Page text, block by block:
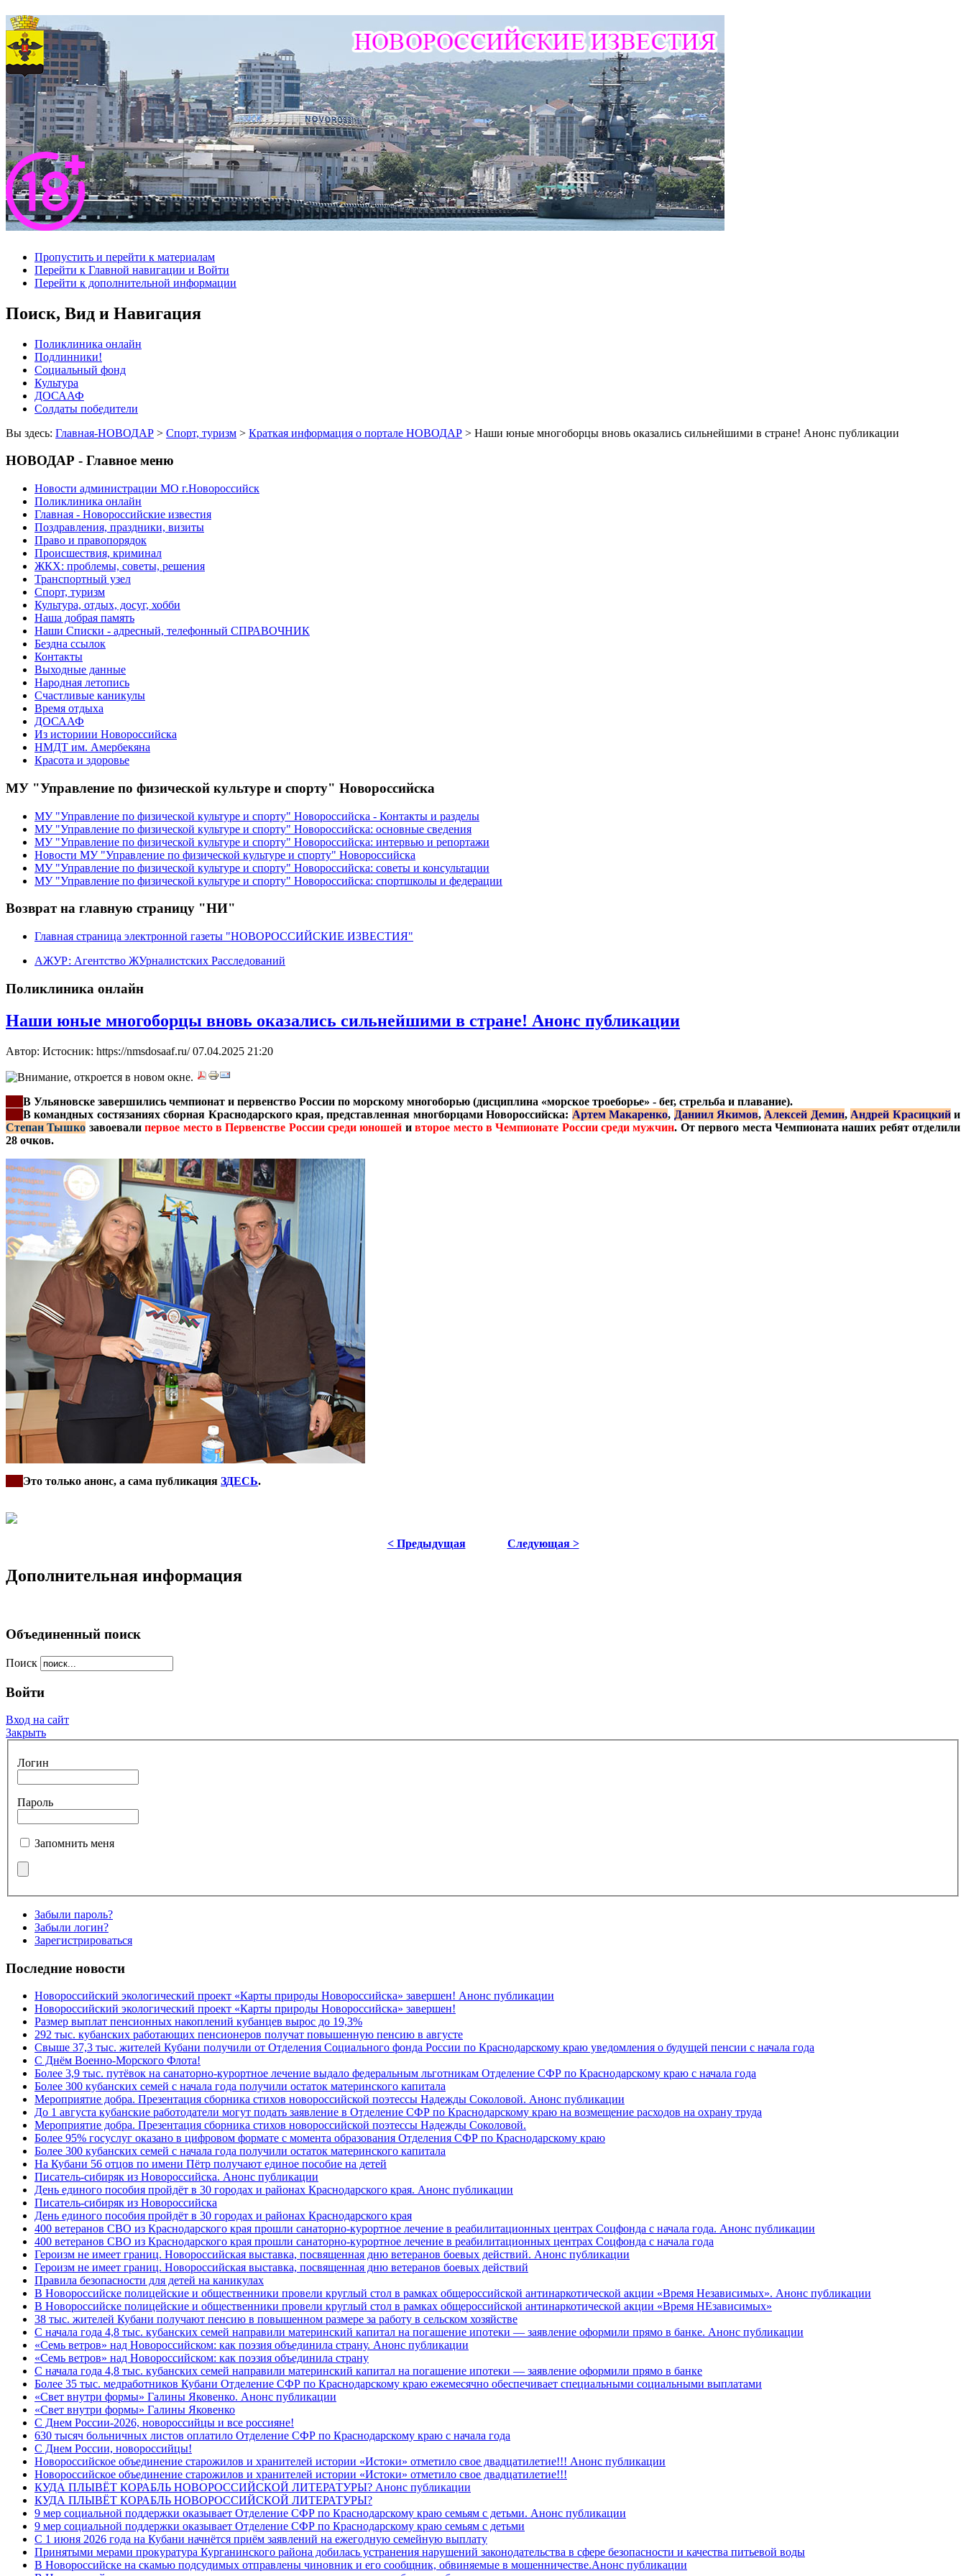
Пропустить и перейти к материалам
Перейти к Главной навигации и Войти
Перейти к дополнительной информации
Поиск, Вид и Навигация
Поликлиника онлайн
Подлинники!
Социальный фонд
Культура
ДОСААФ
Солдаты победители
Вы здесь: Главная-НОВОДАР > Спорт, туризм > Краткая информация о портале НОВОДАР > Наши юные многоборцы вновь оказались сильнейшими в стране! Анонс публикации
НОВОДАР - Главное меню
Новости администрации МО г.Новороссийск
Поликлиника онлайн
Главная - Новороссийские известия
Поздравления, праздники, визиты
Право и правопорядок
Происшествия, криминал
ЖКХ: проблемы, советы, решения
Транспортный узел
Спорт, туризм
Культура, отдых, досуг, хобби
Наша добрая память
Наши Списки - адресный, телефонный СПРАВОЧНИК
Бездна ссылок
Контакты
Выходные данные
Народная летопись
Счастливые каникулы
Время отдыха
ДОСААФ
Из историии Новороссийска
НМДТ им. Амербекяна
Красота и здоровье
МУ "Управление по физической культуре и спорту" Новороссийска
МУ "Управление по физической культуре и спорту" Новороссийска - Контакты и разделы
МУ "Управление по физической культуре и спорту" Новороссийска: основные сведения
МУ "Управление по физической культуре и спорту" Новороссийска: интервью и репортажи
Новости МУ "Управление по физической культуре и спорту" Новороссийска
МУ "Управление по физической культуре и спорту" Новороссийска: советы и консультации
МУ "Управление по физической культуре и спорту" Новороссийска: спортшколы и федерации
Возврат на главную страницу "НИ"
Главная страница электронной газеты "НОВОРОССИЙСКИЕ ИЗВЕСТИЯ"
АЖУР: Агентство ЖУрналистских Расследований
Поликлиника онлайн
Наши юные многоборцы вновь оказались сильнейшими в стране! Анонс публикации
Автор: Истосник: https://nmsdosaaf.ru/07.04.2025 21:20
В Ульяновске завершились чемпионат и первенство России по морскому многоборью (дисциплина «морское троеборье» - бег, стрельба и плавание).
В командных состязаниях сборная Краснодарского края, представленная многборцами Новороссийска: Артем Макаренко, Даниил Якимов, Алексей Демин, Андрей Красицкийи
Степан Тышко завоевалипервое место в Первенстве России среди юношей ивторое место в Чемпионате России среди мужчин. От первого места Чемпионата наших ребят отделили
28 очков.
Это только анонс, а сама публикация ЗДЕСЬ.
< Предыдущая Следующая >
Дополнительная информация
Объединенный поиск
Поиск
Войти
Вход на сайт
Закрыть
Логин
Пароль
Запомнить меня
Забыли пароль?
Забыли логин?
Зарегистрироваться
Последние новости
Новороссийский экологический проект «Карты природы Новороссийска» завершен! Анонс публикации
Новороссийский экологический проект «Карты природы Новороссийска» завершен!
Размер выплат пенсионных накоплений кубанцев вырос до 19,3%
292 тыс. кубанских работающих пенсионеров получат повышенную пенсию в августе
Свыше 37,3 тыс. жителей Кубани получили от Отделения Социального фонда России по Краснодарскому краю уведомления о будущей пенсии с начала года
C Днём Военно-Морского Флота!
Более 3,9 тыс. путёвок на санаторно-курортное лечение выдало федеральным льготникам Отделение СФР по Краснодарскому краю с начала года
Более 300 кубанских семей с начала года получили остаток материнского капитала
Мероприятие добра. Презентация сборника стихов новороссийской поэтессы Надежды Соколовой. Анонс публикации
До 1 августа кубанские работодатели могут подать заявление в Отделение СФР по Краснодарскому краю на возмещение расходов на охрану труда
Мероприятие добра. Презентация сборника стихов новороссийской поэтессы Надежды Соколовой.
Более 95% госуслуг оказано в цифровом формате с момента образования Отделения СФР по Краснодарскому краю
Более 300 кубанских семей с начала года получили остаток материнского капитала
На Кубани 56 отцов по имени Пётр получают единое пособие на детей
Писатель-сибиряк из Новороссийска. Анонс публикации
День единого пособия пройдёт в 30 городах и районах Краснодарского края. Анонс публикации
Писатель-сибиряк из Новороссийска
День единого пособия пройдёт в 30 городах и районах Краснодарского края
400 ветеранов СВО из Краснодарского края прошли санаторно-курортное лечение в реабилитационных центрах Соцфонда с начала года. Анонс публикации
400 ветеранов СВО из Краснодарского края прошли санаторно-курортное лечение в реабилитационных центрах Соцфонда с начала года
Героизм не имеет границ. Новороссийская выставка, посвященная дню ветеранов боевых действий. Анонс публикации
Героизм не имеет границ. Новороссийская выставка, посвященная дню ветеранов боевых действий
Правила безопасности для детей на каникулах
В Новороссийске полицейские и общественники провели круглый стол в рамках общероссийской антинаркотической акции «Время Независимых». Анонс публикации
В Новороссийске полицейские и общественники провели круглый стол в рамках общероссийской антинаркотической акции «Время НЕзависимых»
38 тыс. жителей Кубани получают пенсию в повышенном размере за работу в сельском хозяйстве
С начала года 4,8 тыс. кубанских семей направили материнский капитал на погашение ипотеки — заявление оформили прямо в банке. Анонс публикации
«Семь ветров» над Новороссийском: как поэзия объединила страну. Анонс публикации
«Семь ветров» над Новороссийском: как поэзия объединила страну
С начала года 4,8 тыс. кубанских семей направили материнский капитал на погашение ипотеки — заявление оформили прямо в банке
Более 35 тыс. медработников Кубани Отделение СФР по Краснодарскому краю ежемесячно обеспечивает специальными социальными выплатами
«Свет внутри формы» Галины Яковенко. Анонс публикации
«Свет внутри формы» Галины Яковенко
C Днем России-2026, новороссийцы и все россияне!
630 тысяч больничных листов оплатило Отделение СФР по Краснодарскому краю с начала года
C Днем России, новороссийцы!
Новороссийское объединение старожилов и хранителей истории «Истоки» отметило свое двадцатилетие!!! Анонс публикации
Новороссийское объединение старожилов и хранителей истории «Истоки» отметило свое двадцатилетие!!!
КУДА ПЛЫВЁТ КОРАБЛЬ НОВОРОССИЙСКОЙ ЛИТЕРАТУРЫ? Анонс публикации
КУДА ПЛЫВЁТ КОРАБЛЬ НОВОРОССИЙСКОЙ ЛИТЕРАТУРЫ?
9 мер социальной поддержки оказывает Отделение СФР по Краснодарскому краю семьям с детьми. Анонс публикации
9 мер социальной поддержки оказывает Отделение СФР по Краснодарскому краю семьям с детьми
С 1 июня 2026 года на Кубани начнётся приём заявлений на ежегодную семейную выплату
Принятыми мерами прокуратура Курганинского района добилась устранения нарушений законодательства в сфере безопасности и качества питьевой воды
В Новороссийске на скамью подсудимых отправлены чиновник и его сообщник, обвиняемые в мошенничестве.Анонс публикации